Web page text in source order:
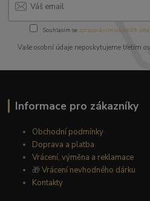
Souhlasím se zpracováním osobních
Vaše osobní údaje neposkytujeme třetím
Informace pro zákazníky
Obchodní podmínky
Doprava a platba
Vrácení, výměna a reklamace
🎁Vrácení nevhodného dárku
Kontakty